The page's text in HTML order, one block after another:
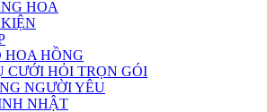
HOA
HOA HỒNG
CƯỚI HỎI TRỌN GÓI
NGƯỜI YÊU
NHẬT